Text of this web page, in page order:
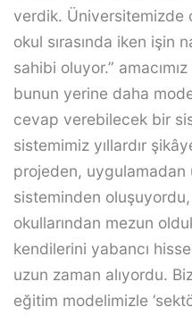
verdik. Üniversitemizde
okul sırasında iken işin
sahibi oluyor.”
bunun yerine daha
cevap verebilecek bir
sistemimiz yıllardır
projeden, uygulamadan
sisteminden
okullarından mezun
kendilerini yabancı
uzun zaman alıyordu.
eğitim modelimizle